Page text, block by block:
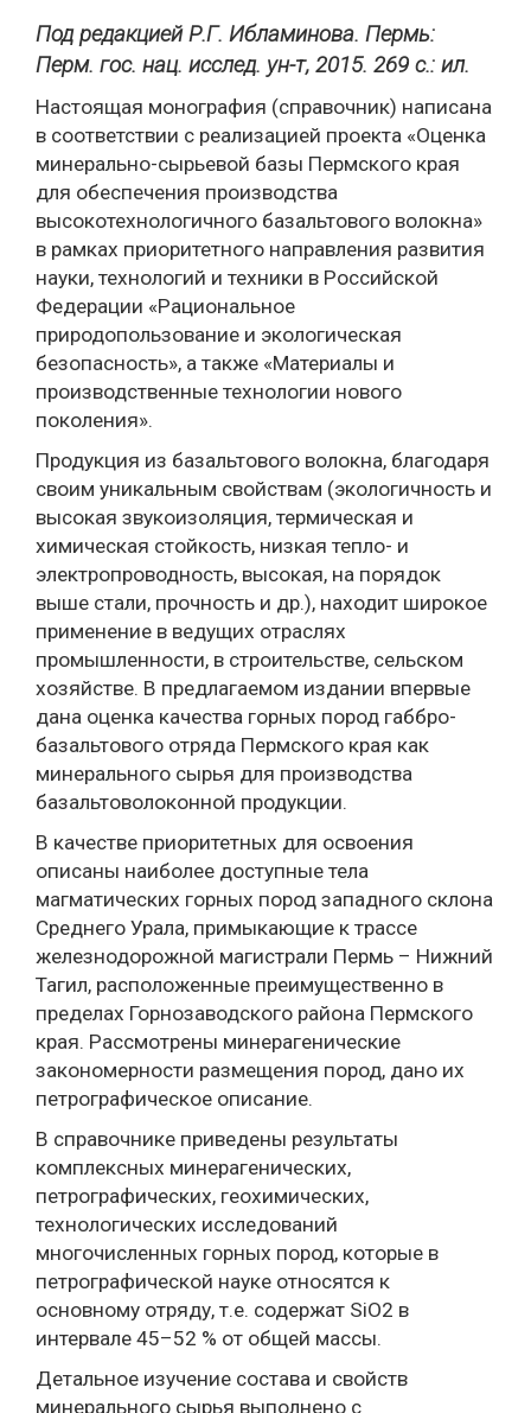
Под редакцией Р.Г. Ибламинова. Пермь:
Перм. гос. нац. исслед. ун-т, 2015. 269 с.: ил.
Настоящая монография (справочник) написана
в соответствии с реализацией проекта «Оценка
минерально-сырьевой базы Пермского края
для обеспечения производства
высокотехнологичного базальтового волокна»
в рамках приоритетного направления развития
науки, технологий и техники в Российской
Федерации «Рациональное
природопользование и экологическая
безопасность», а также «Материалы и
производственные технологии нового
поколения».
Продукция из базальтового волокна, благодаря
своим уникальным свойствам (экологичность и
высокая звукоизоляция, термическая и
химическая стойкость, низкая тепло- и
электропроводность, высокая, на порядок
выше стали, прочность и др.), находит широкое
применение в ведущих отраслях
промышленности, в строительстве, сельском
хозяйстве. В предлагаемом издании впервые
дана оценка качества горных пород габбро-
базальтового отряда Пермского края как
минерального сырья для производства
базальтоволоконной продукции.
В качестве приоритетных для освоения
описаны наиболее доступные тела
магматических горных пород западного склона
Среднего Урала, примыкающие к трассе
железнодорожной магистрали Пермь – Нижний
Тагил, расположенные преимущественно в
пределах Горнозаводского района Пермского
края. Рассмотрены минерагенические
закономерности размещения пород, дано их
петрографическое описание.
В справочнике приведены результаты
комплексных минерагенических,
петрографических, геохимических,
технологических исследований
многочисленных горных пород, которые в
петрографической науке относятся к
основному отряду, т.е. содержат SiO2 в
интервале 45–52 % от общей массы.
Детальное изучение состава и свойств
минерального сырья выполнено с